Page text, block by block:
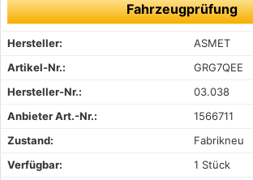
Fahrzeugprüfung
Hersteller:
ASMET
Artikel-Nr.:
GRG7QEE
Hersteller-Nr.:
03.038
Anbieter Art.-Nr.:
1566711
Zustand:
Fabrikneu
Verfügbar:
1 Stück